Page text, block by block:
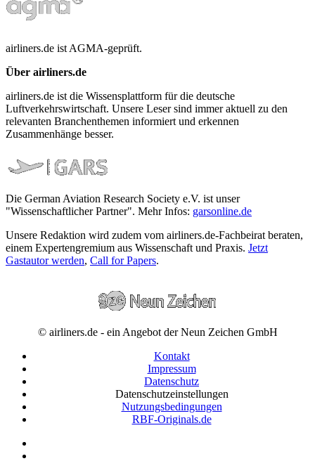
airliners.de ist AGMA-geprüft.
Über airliners.de
airliners.de ist die Wissensplattform für die deutsche
Luftverkehrswirtschaft. Unsere Leser sind immer aktuell zu den
relevanten Branchenthemen informiert und erkennen
Zusammenhänge besser.
Die German Aviation Research Society e.V. ist unser
"Wissenschaftlicher Partner". Mehr Infos: garsonline.de
Unsere Redaktion wird zudem vom airliners.de-Fachbeirat beraten,
einem Expertengremium aus Wissenschaft und Praxis. Jetzt
Gastautor werden, Call for Papers.
© airliners.de - ein Angebot der Neun Zeichen GmbH
Kontakt
Impressum
Datenschutz
Datenschutzeinstellungen
Nutzungsbedingungen
RBF-Originals.de